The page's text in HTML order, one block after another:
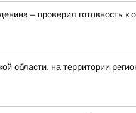
– проверил готовность к
области, на территории